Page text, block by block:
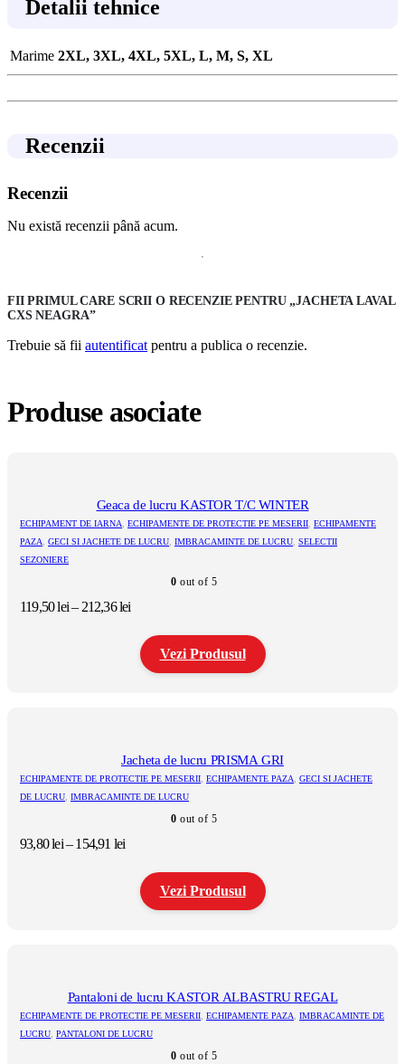
Detalii tehnice
Marime 2XL, 3XL, 4XL, 5XL, L, M, S, XL
Recenzii
Recenzii
Nu există recenzii până acum.
FII PRIMUL CARE SCRII O RECENZIE PENTRU „JACHETA LAVAL
CXS NEAGRA”
Trebuie să fii autentificat pentru a publica o recenzie.
Produse asociate
Geaca de lucru KASTOR T/C WINTER
ECHIPAMENT DE IARNA, ECHIPAMENTE DE PROTECTIE PE MESERII, ECHIPAMENTE
PAZA, GECI SI JACHETE DE LUCRU, IMBRACAMINTE DE LUCRU, SELECTII
SEZONIERE
0 out of 5
119,50lei– 212,36leiInterval
prețuri:
119,50 lei
până
Vezi Produsul
variații.
Opțiunile
pot
alese
în
Jacheta de lucru PRISMA GRI
ECHIPAMENTE DE PROTECTIE PE MESERII, ECHIPAMENTE PAZA, GECI SI JACHETE
DE LUCRU, IMBRACAMINTE DE LUCRU
0 out of 5
93,80lei– 154,91 leiInterval
prețuri:
93,80 lei
până
Vezi Produsul
variații.
Opțiunile
pot
Pantaloni de lucru KASTOR ALBASTRU REGAL
ECHIPAMENTE DE PROTECTIE PE MESERII, ECHIPAMENTE PAZA, IMBRACAMINTE DE
LUCRU, PANTALONI DE LUCRU
0 out of 5